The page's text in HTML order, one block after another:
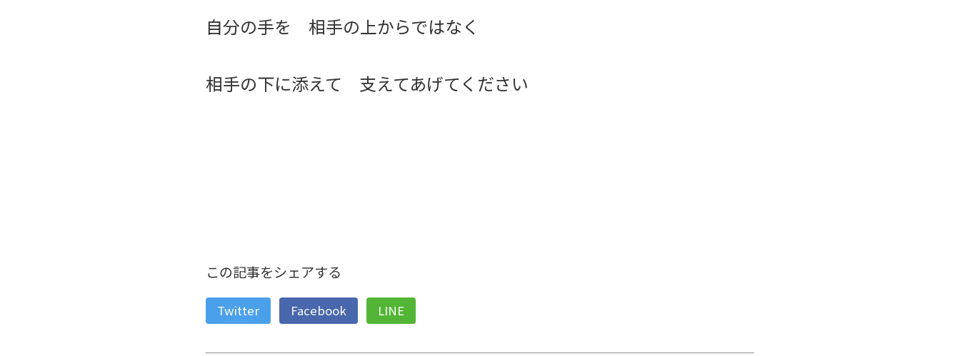
自分の手を 相手の上からではなく
相手の下に添えて 支えてあげてください
この記事をシェアする
Twitter Facebook LINE